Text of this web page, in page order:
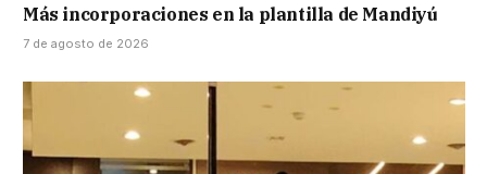
Más incorporaciones en la plantilla de Mandiyú
7 de agosto de 2026